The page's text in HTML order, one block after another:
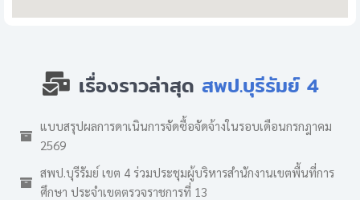
เรื่องราวล่าสุด สพป.บุรีรัมย์ 4
แบบสรุปผลการดาเนินการจัดซื้อจัดจ้างในรอบเดือนกรกฎาคม
2569
สพป.บุรีรัมย์ เขต 4 ร่วมประชุมผู้บริหารสำนักงานเขตพื้นที่การ
ศึกษา ประจำเขตตรวจราชการที่ 13